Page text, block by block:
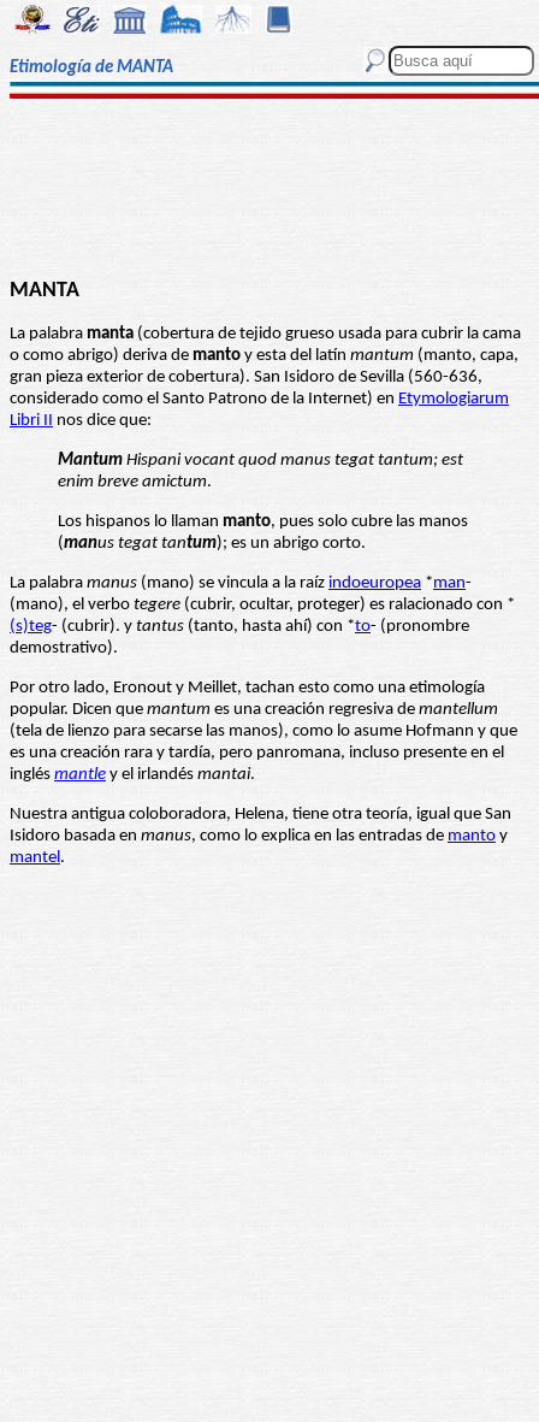
Etimología de MANTA
MANTA
La palabra manta (cobertura de tejido grueso usada para cubrir la cama
o como abrigo) deriva de manto y esta del latín mantum (manto, capa,
gran pieza exterior de cobertura). San Isidoro de Sevilla (560-636,
considerado como el Santo Patrono de la Internet) en Etymologiarum
Libri II nos dice que:
Mantum Hispani vocant quod manus tegat tantum; est
enim breve amictum.
Los hispanos lo llaman manto, pues solo cubre las manos
(manus tegat tantum); es un abrigo corto.
La palabra manus (mano) se vincula a la raíz indoeuropea *man-
(mano), el verbo tegere (cubrir, ocultar, proteger) es ralacionado con *
(s)teg- (cubrir). y tantus (tanto, hasta ahí) con *to- (pronombre
demostrativo).
Por otro lado, Eronout y Meillet, tachan esto como una etimología
popular. Dicen que mantum es una creación regresiva de mantellum
(tela de lienzo para secarse las manos), como lo asume Hofmann y que
es una creación rara y tardía, pero panromana, incluso presente en el
inglés mantle y el irlandés mantai.
Nuestra antigua coloboradora, Helena, tiene otra teoría, igual que San
Isidoro basada en manus, como lo explica en las entradas de manto y
mantel.